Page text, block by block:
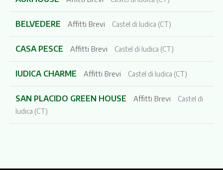
BELVEDERE Affitti Brevi Castel di Iudica (CT)
CASA PESCE Affitti Brevi Castel di Iudica (CT)
IUDICA CHARME Affitti Brevi Castel di Iudica (CT)
SAN PLACIDO GREEN HOUSE Affitti Brevi
Castel di
Iudica (CT)